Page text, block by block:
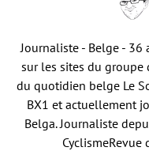
Journaliste - Belge - 36
sur les sites du
du quotidien belge Le
BX1 et actuellement
Belga. Journaliste